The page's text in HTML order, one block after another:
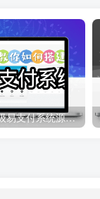
易支付最新升级易支付系统源码-全插件-长期更新新增功能